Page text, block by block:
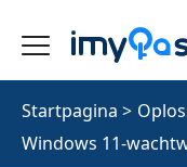
Startpagina >
Windows 11-